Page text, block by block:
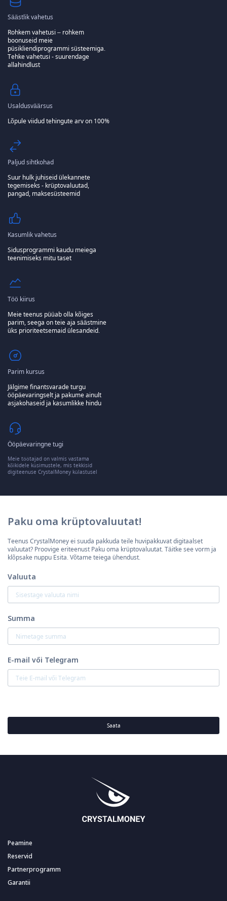
Säästlik vahetus
Rohkem vahetusi – rohkem
boonuseid meie
püsikliendiprogrammi süsteemiga.
Tehke vahetusi - suurendage
allahindlust
Usaldusväärsus
Lõpule viidud tehingute arv on 100%
Paljud sihtkohad
Suur hulk juhiseid ülekannete
tegemiseks - krüptovaluutad,
pangad, maksesüsteemid
Kasumlik vahetus
Sidusprogrammi kaudu meiega
teenimiseks mitu taset
Töö kiirus
Meie teenus püüab olla kõiges
parim, seega on teie aja säästmine
üks prioriteetsemaid ülesandeid.
Parim kursus
Jälgime finantsvarade turgu
ööpäevaringselt ja pakume ainult
asjakohaseid ja kasumlikke hindu
Ööpäevaringne tugi
Meie töötajad on valmis vastama
kõikidele küsimustele, mis tekkisid
digiteenuse CrystalMoney külastusel
Paku oma krüptovaluutat!
Teenus CrystalMoney ei suuda pakkuda teile huvipakkuvat digitaalset
valuutat? Proovige eriteenust Paku oma krüptovaluutat. Täitke see vorm ja
klõpsake nuppu Esita. Võtame teiega ühendust.
Valuuta
Summa
E-mail vői Telegram
Saata
Peamine
Reservid
Partnerprogramm
Garantii